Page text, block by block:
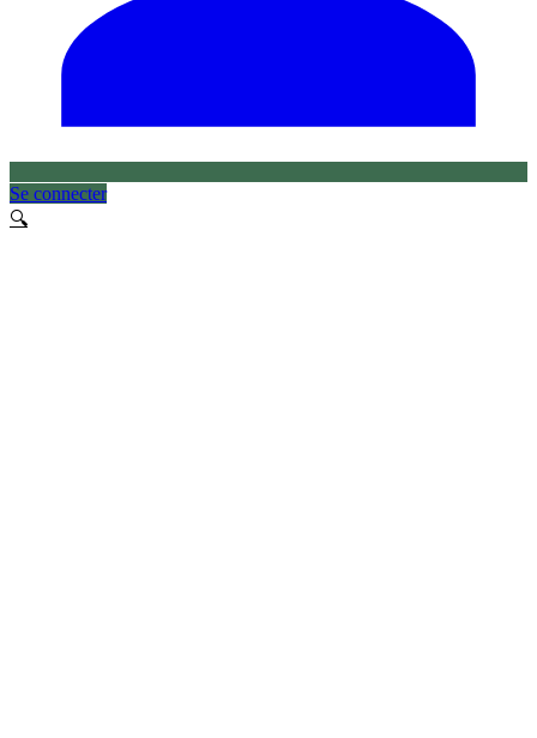
Se connecter
🔍